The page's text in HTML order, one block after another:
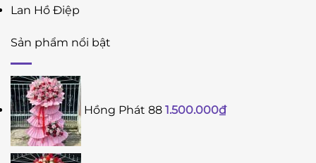
Lan Hồ Điệp
Sản phẩm nổi bật
Hồng Phát 88 1.500.000₫